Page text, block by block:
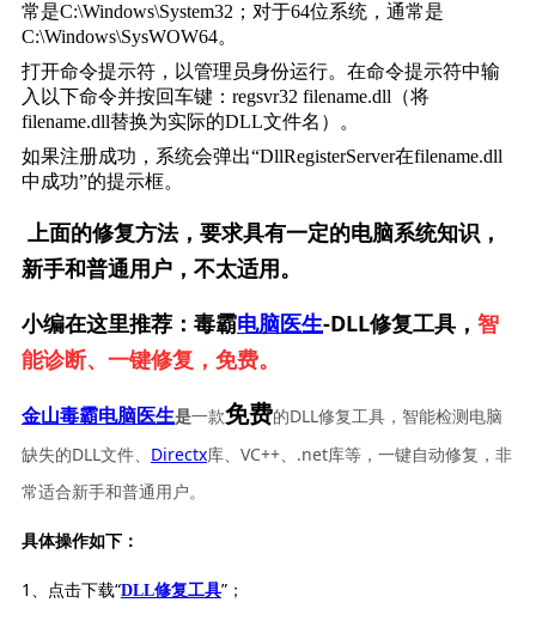
常是C:\Windows\System32；对于64位系统，通常是
C:\Windows\SysWOW64。
打开命令提示符，以管理员身份运行。在命令提示符中输
入以下命令并按回车键： regsvr32 filename.dll （将
filename.dll替换为实际的DLL文件名）。
如果注册成功，系统会弹出“DllRegisterServer在filename.dll
中成功”的提示框。
上面的修复方法，要求具有一定的电脑系统知识，
新手和普通用户，不太适用。
小编在这里推荐：毒霸电脑医生-DLL修复工具， 智
能诊断、一键修复，免费。
金山毒霸电脑医生是一款免费的DLL修复工具，智能检测电脑
缺失的DLL文件、 Directx库、VC++、.net库等，一键自动修复，非
常适合新手和普通用户。
具体操作如下：
1、点击下载“DLL修复工具”；